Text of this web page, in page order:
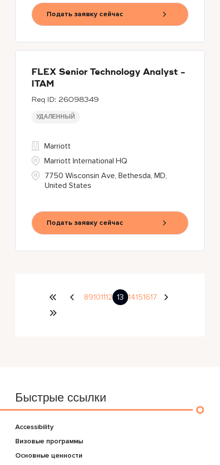
Подать заявку сейчас
FLEX Senior Technology Analyst -
ITAM
26098349
УДАЛЕННЫЙ
7750 Wisconsin Ave, Bethesda, MD,
United States
Marriott
Marriott International HQ
Подать заявку сейчас
89101112 13 14151617
Быстрые ссылки
Accessibility
Визовые программы
Основные ценности